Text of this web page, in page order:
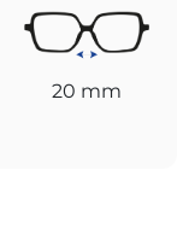
20 mm